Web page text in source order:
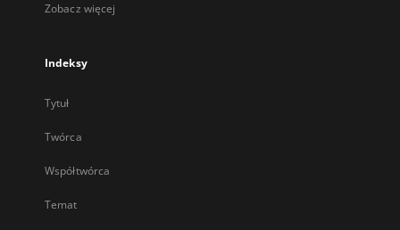
Zobacz więcej
Indeksy
Tytuł
Twórca
Współtwórca
Temat